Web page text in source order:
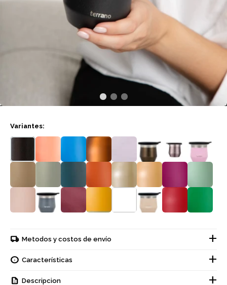
Variantes:
Metodos y costos de envío
Características
Descripcion